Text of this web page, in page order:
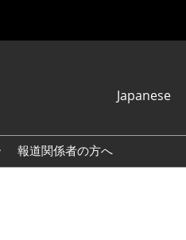
Japanese
English
繁體中文
報道関係者の方へ